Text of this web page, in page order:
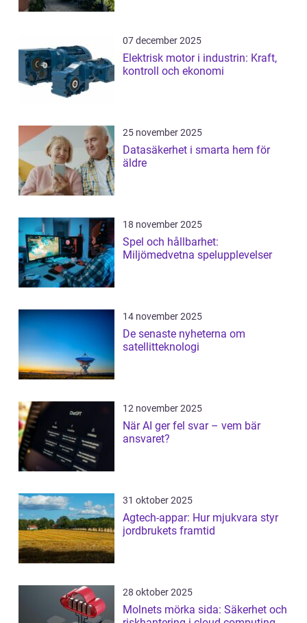
07 december 2025
Elektrisk motor i industrin: Kraft,
kontroll och ekonomi
25 november 2025
Datasäkerhet i smarta hem för
äldre
18 november 2025
Spel och hållbarhet:
Miljömedvetna spelupplevelser
14 november 2025
De senaste nyheterna om
satellitteknologi
12 november 2025
När AI ger fel svar – vem bär
ansvaret?
31 oktober 2025
Agtech-appar: Hur mjukvara styr
jordbrukets framtid
28 oktober 2025
Molnets mörka sida: Säkerhet och